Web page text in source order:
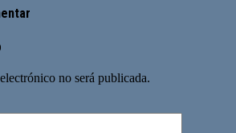
no será publicada.